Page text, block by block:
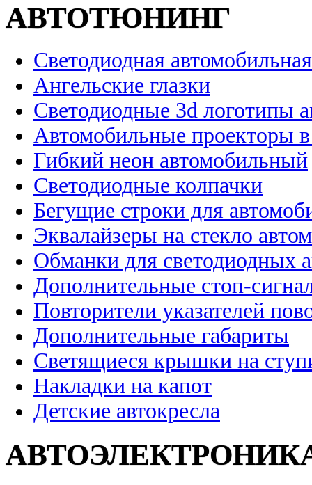
АВТОТЮНИНГ
Светодиодная
Ангельские глазки
Светодиодные 3d логотипы
Автомобильные проекторы
Гибкий неон автомобильный
Светодиодные колпачки
Бегущие строки для
Эквалайзеры на стекло
Обманки для светодиодных
Дополнительные стоп-
Повторители указателей
Дополнительные габариты
Светящиеся крышки на
Накладки на капот
Детские автокресла